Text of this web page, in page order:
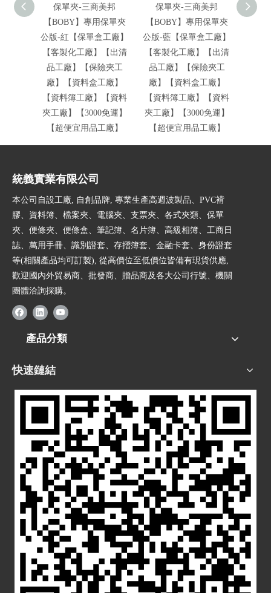
保單夾-三商美邦
【BOBY】專用保單夾
公版-紅【保單盒工廠】
【客製化工廠】【出清
品工廠】【保險夾工
廠】【資料盒工廠】
【資料簿工廠】【資料
夾工廠】【3000免運】
【超便宜用品工廠】
保單夾-三商美邦
【BOBY】專用保單夾
公版-藍【保單盒工廠】
【客製化工廠】【出清
品工廠】【保險夾工
廠】【資料盒工廠】
【資料簿工廠】【資料
夾工廠】【3000免運】
【超便宜用品工廠】
單夾-
統義實業有限公司
本公司自設工廠, 自創品牌, 專業生產高週波製品、PVC褙
膠、資料簿、檔案夾、電腦夾、支票夾、各式夾類、保單
夾、便條夾、便條盒、筆記簿、名片簿、高級相簿、工商日
誌、萬用手冊、識別證套、存摺簿套、金融卡套、身份證套
等(相關產品均可訂製), 從高價位至低價位皆備有現貨供應,
歡迎國內外貿易商、批發商、贈品商及各大公司行號、機關
團體洽詢採購。
產品分類
快速鏈結